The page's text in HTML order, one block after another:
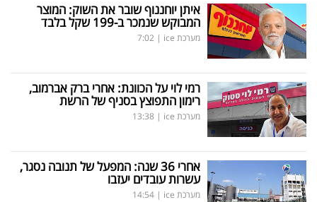
איתן יוחננוף שובר את השוק: המוצר
המבוקש שנמכר ב-199 שקל בלבד
מערכת ice |
7:02
רמי לוי על הכוונת: אחרי ברק אברמוב,
רימון התפוצץ בסניף של הרשת
מערכת ice |
13:38
אחרי 36 שנה: המפעל של תנובה נסגר,
עשרות עובדים יעזבו
מערכת ice |
14:54